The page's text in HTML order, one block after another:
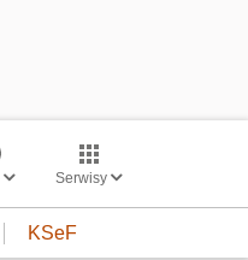
Serwisy
KSeF